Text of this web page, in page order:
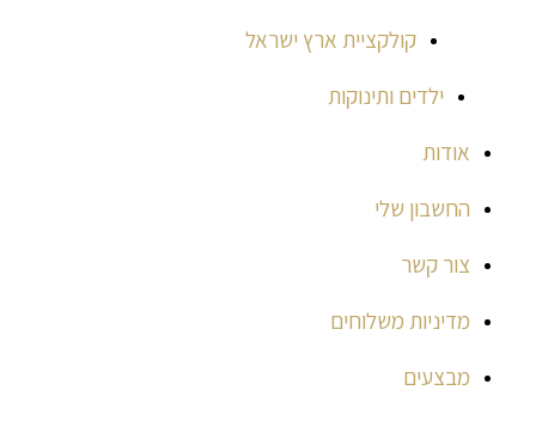
קולקציית ארץ ישראל
ילדים ותינוקות
אודות
החשבון שלי
צור קשר
מדיניות משלוחים
מבצעים